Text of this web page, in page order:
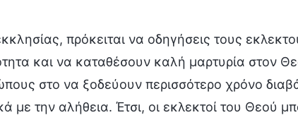
πρόκειται να οδηγήσεις τους
και να καταθέσουν καλή μαρτυρία στον
στο να ξοδεύουν περισσότερο χρόνο
με την αλήθεια. Έτσι, οι εκλεκτοί του Θεού